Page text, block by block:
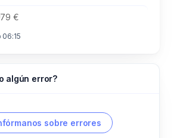
€
algún error?
sobre errores